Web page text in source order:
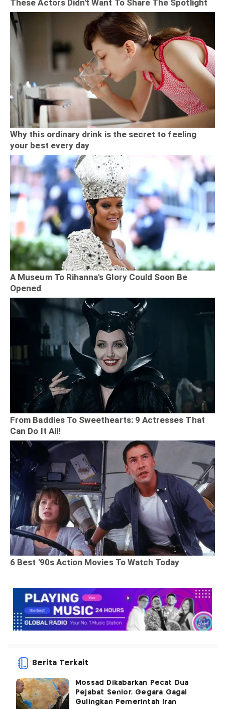
Berita Terkait
Mossad Dikabarkan Pecat Dua
Pejabat Senior, Gegara Gagal
Gulingkan Pemerintah Iran